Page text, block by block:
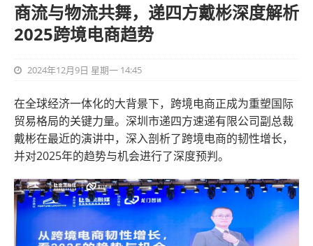
商流与物流共舞，递四方戴彬深度解析
2025跨境电商趋势
2024年12月9日 星期一 14:45
在全球经济一体化的大背景下，跨境电商正成为重塑国际
贸易格局的关键力量。深圳市递四方速递有限公司副总裁
戴彬在最近的演讲中，深入剖析了跨境电商的韧性增长，
并对2025年的趋势与机会进行了深度预判。